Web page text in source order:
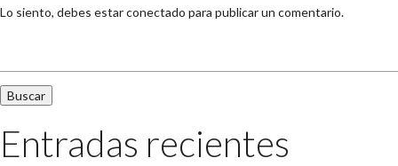
Lo siento, debes estarconectado para publicar un comentario.
Entradas recientes